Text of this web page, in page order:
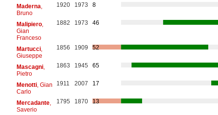
Maderna
Bruno
1920 1973 8
Malipiero,
Gian
Franceso
1882 1973 46
Martucci,
Giuseppe
1856 1909 52
Mascagni,
Pietro
1863 1945 65
Menotti, Gian
Carlo
1911 2007 17
Mercadante,
Saverio
1795 1870 13